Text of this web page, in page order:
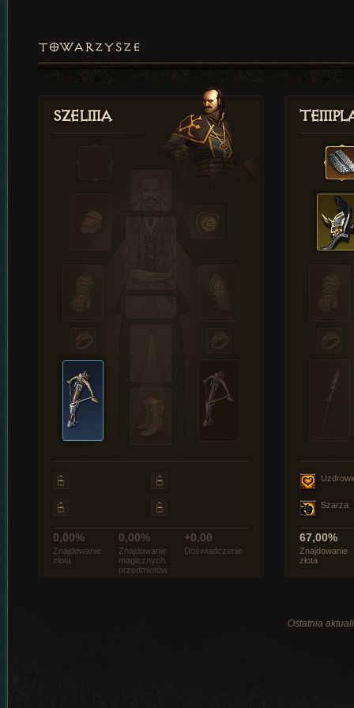
TOWARZYSZE
Szelma
0,00%
Znajdowanie
złota
0,00%
Znajdowanie
magicznych
przedmiotów
+0,00
Doświadczenie
Szarża
67,00%
Znajdowanie
złota
Ostatnia